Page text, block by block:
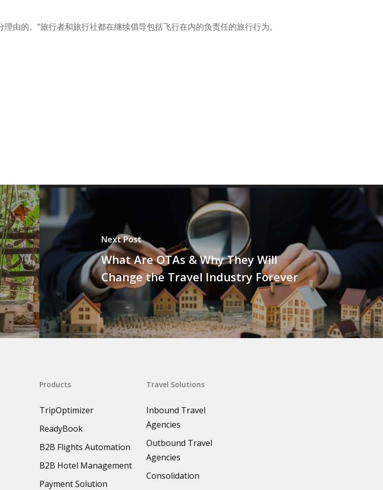
由的。“旅行者和旅行社都在继续倡导包括飞行在内的负责任的旅行行为。
Next Post
What Are OTAs & Why They Will
Change the Travel Industry Forever
Products
TripOptimizer
ReadyBook
B2B Flights Automation
B2B Hotel Management
Payment Solution
Travel Solutions
Inbound Travel
Agencies
Outbound Travel
Agencies
Consolidation